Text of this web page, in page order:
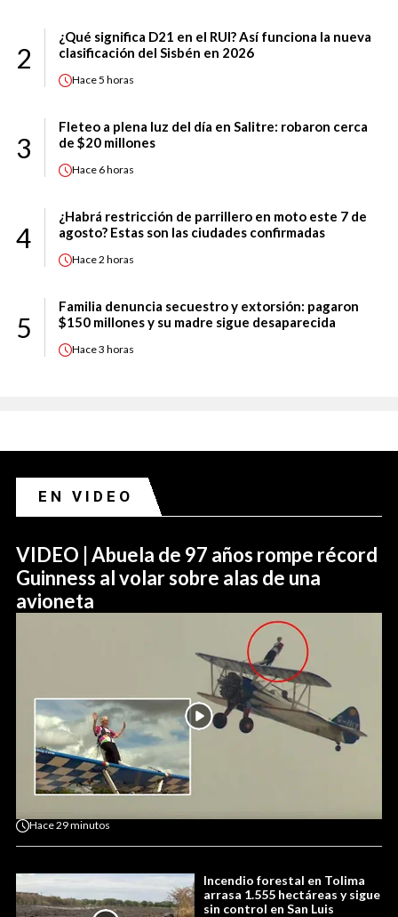
2
¿Qué significa D21 en el RUI? Así funciona la nueva
clasificación del Sisbén en 2026
Hace5 horas
3
Fleteo a plena luz del día en Salitre: robaron cerca
de $20 millones
Hace 6 horas
4
¿Habrá restricción de parrillero en moto este 7 de
agosto? Estas son las ciudades confirmadas
Hace2 horas
5
Familia denuncia secuestro y extorsión: pagaron
$150 millones y su madre sigue desaparecida
Hace3 horas
EN VIDEO
VIDEO | Abuela de 97 años rompe récord
Guinness al volar sobre alas de una
avioneta
Hace29 minutos
Incendio forestal en Tolima
arrasa 1.555 hectáreas y sigue
sin control en San Luis